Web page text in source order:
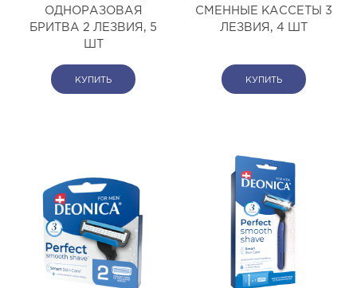
ОДНОРАЗОВАЯ
БРИТВА 2 ЛЕЗВИЯ, 5
КУПИТЬ
СМЕННЫЕ КАССЕТЫ 3
ЛЕЗВИЯ, 4 ШТ
КУПИТЬ